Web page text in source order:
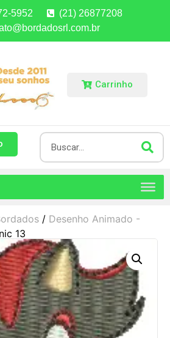
5952
(21) 26877208
Carrinho
/ Desenho Animado -
13